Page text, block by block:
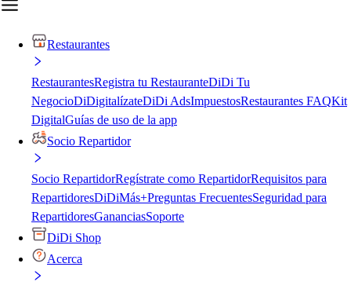
Restaurantes
RestaurantesRegistra tu RestauranteDiDi Tu
NegocioDiDigitalízateDiDi AdsImpuestosRestaurantes FAQKit
DigitalGuías de uso de la app
Socio Repartidor
Socio RepartidorRegístrate como RepartidorRequisitos para
RepartidoresDiDiMás+Preguntas FrecuentesSeguridad para
RepartidoresGananciasSoporte
DiDi Shop
Acerca